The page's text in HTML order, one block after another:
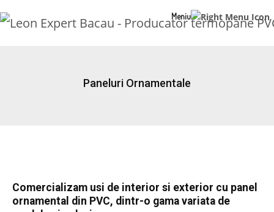
Paneluri Ornamentale
Comercializam usi de interior si exterior cu panel
ornamental din PVC, dintr-o gama variata de
Meniu